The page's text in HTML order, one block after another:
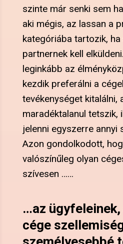
szinte már senki sem
aki mégis, az lassan a
kategóriába tartozik,
partnernek kell
leginkább az
kezdik preferálni a
tevékenységet kitalálni,
maradéktalanul tetszik,
jelenni egyszerre annyi
Azon gondolkodott,
valószínűleg olyan
szívesen ……
…az
cége